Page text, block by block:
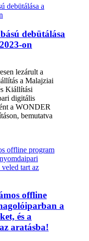
debütálása
on
lezárult a
a Malajziai
Kiállítási
digitális
a WONDER
bemutatva
offline
a
és a
aratásba!